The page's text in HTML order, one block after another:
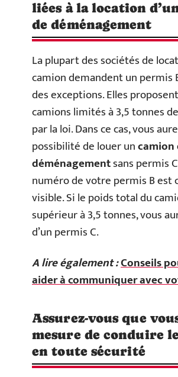
liées à la location
de déménagement
La plupart des sociétés de
camion demandent un permis
des exceptions. Elles
camions limités à 3,5 tonnes
par la loi. Dans ce cas, vous
possibilité de louer uncamion
déménagementsans permis
numéro de votre permis B est
visible. Si le poids total du
supérieur à 3,5 tonnes, vous
d’un permis C.
A lire également :Conseils
aider à communiquer avec
Assurez-vous que
mesure de conduire
en toute sécurité